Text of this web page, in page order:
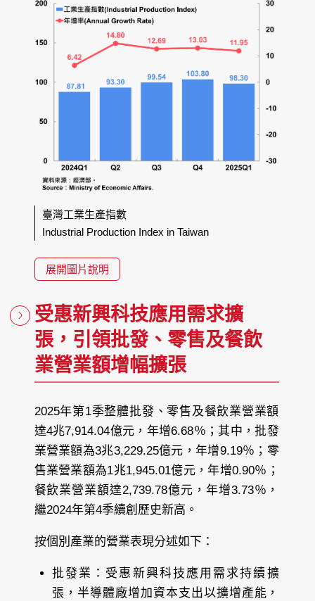
臺灣工業生產指數
Industrial Production Index in Taiwan
展開圖片說明
受惠新興科技應用需求擴
張，引領批發、零售及餐飲
業營業額增幅擴張
2025年第1季整體批發、零售及餐飲業營業額
達4兆7,914.04億元，年增6.68％；其中，批發
業營業額為3兆3,229.25億元，年增9.19％；零
售業營業額為1兆1,945.01億元，年增0.90％；
餐飲業營業額達2,739.78億元，年增3.73％，
繼2024年第4季續創歷史新高。
按個別產業的營業表現分述如下：
批發業：受惠新興科技應用需求持續擴
張，半導體廠增加資本支出以擴增產能，